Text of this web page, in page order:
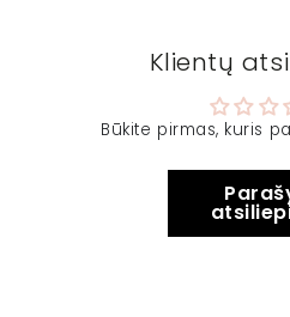
Klientų
Būkite pirmas, kuris